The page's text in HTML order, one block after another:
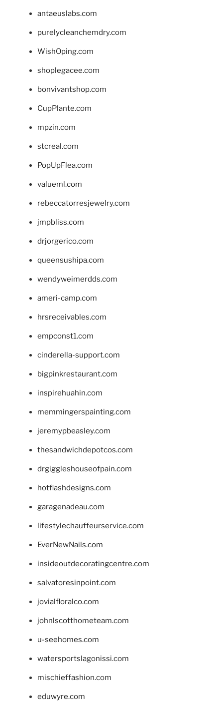
antaeuslabs.com
purelycleanchemdry.com
WishOping.com
shoplegacee.com
bonvivantshop.com
CupPlante.com
mpzin.com
stcreal.com
PopUpFlea.com
valueml.com
rebeccatorresjewelry.com
jmpbliss.com
drjorgerico.com
queensushipa.com
wendyweimerdds.com
ameri-camp.com
hrsreceivables.com
empconst1.com
cinderella-support.com
bigpinkrestaurant.com
inspirehuahin.com
memmingerspainting.com
jeremypbeasley.com
thesandwichdepotcos.com
drgiggleshouseofpain.com
hotflashdesigns.com
garagenadeau.com
lifestylechauffeurservice.com
EverNewNails.com
insideoutdecoratingcentre.com
salvatoresinpoint.com
jovialfloralco.com
johnlscotthometeam.com
u-seehomes.com
watersportslagonissi.com
mischieffashion.com
eduwyre.com